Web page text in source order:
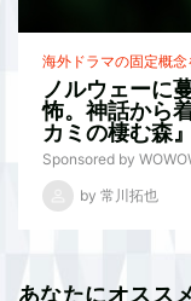
海外ドラマの固定概
ノルウェーに
怖。神話から
カミの棲む森』
Sponsored by
by 常川拓也
あなたにオスス